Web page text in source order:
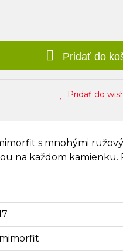
Pridať do
Pridať do
s mnohými
na každom kamienku.